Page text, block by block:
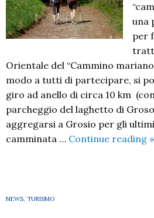
una
per
Orientale del “Cammino
modo a tutti di partecipare, si
giro ad anello di circa 10 km
parcheggio del laghetto di
aggregarsi a Grosio per gli
camminata … Continue reading »
NEWS, TURISMO